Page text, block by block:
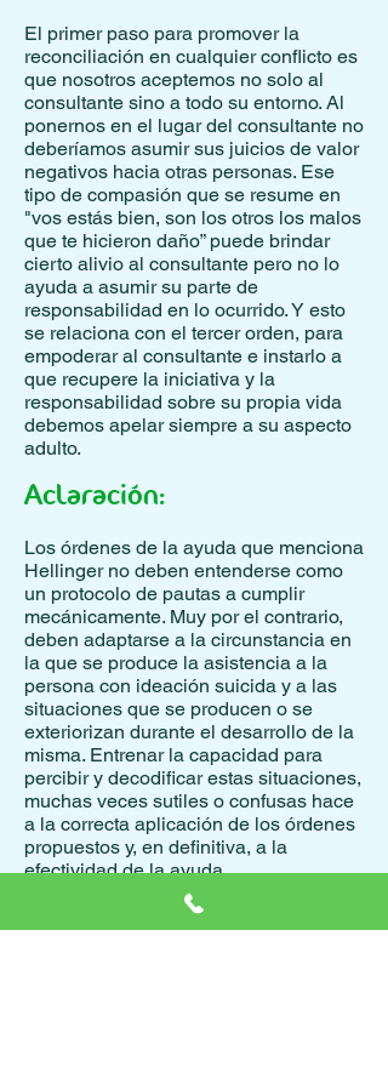
El primer paso para promover la
reconciliación en cualquier conflicto es
que nosotros aceptemos no solo al
consultante sino a todo su entorno. Al
ponernos en el lugar del consultante no
deberíamos asumir sus juicios de valor
negativos hacia otras personas. Ese
tipo de compasión que se resume en
"vos estás bien, son los otros los malos
que te hicieron daño” puede brindar
cierto alivio al consultante pero no lo
ayuda a asumir su parte de
responsabilidad en lo ocurrido. Y esto
se relaciona con el tercer orden, para
empoderar al consultante e instarlo a
que recupere la iniciativa y la
responsabilidad sobre su propia vida
debemos apelar siempre a su aspecto
adulto.
Aclaración:
Los órdenes de la ayuda que menciona
Hellinger no deben entenderse como
un protocolo de pautas a cumplir
mecánicamente. Muy por el contrario,
deben adaptarse a la circunstancia en
la que se produce la asistencia a la
persona con ideación suicida y a las
situaciones que se producen o se
exteriorizan durante el desarrollo de la
misma. Entrenar la capacidad para
percibir y decodificar estas situaciones,
muchas veces sutiles o confusas hace
a la correcta aplicación de los órdenes
propuestos y, en definitiva, a la
efectividad de la ayuda.
Si Usted en lo personal piensa que